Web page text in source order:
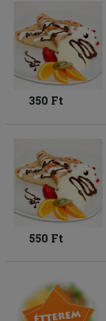
350 Ft
550 Ft